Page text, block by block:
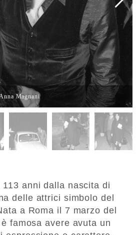
Magnani
anni dalla nascita di
delle attrici simbolo del
a Roma il 7 marzo del
famosa avere avuta un